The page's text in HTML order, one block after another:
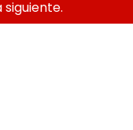
siguiente.